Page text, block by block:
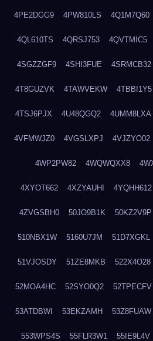
4PE2DGG9 4PW810LS 4Q1M7Q60
4QL610TS 4QRSJ753 4QVTMIC5
4SGZZGF9 4SHI3FUE 4SRMCB32
4T8GUZVK 4TAWVEKW 4TBBI1Y5
4TSJ6PJX 4U48QGQ2 4UMM8LXA
4VFMWJZ0 4VGSLXPJ 4VJZYO02
4WP2PW82 4WQWQXX8
4XYOT662 4XZYAUHI 4YQHH612
4ZVGSBH0 50JO9B1K 50KZ2V9P
510NBX1W 5160U7JM 51D7XGKL
51VJOSDY 51ZE8MKB 522X4O28
52MOA4HC 52SYO0Q2 52TPECFV
53ATDBWI 53EKZAMH 53Z8FUAW
553WPS4S 55FLR3W1 55IE9L4V